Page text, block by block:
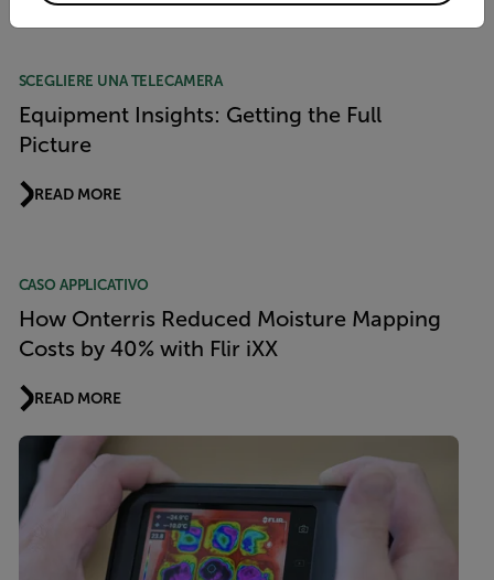
SCEGLIERE UNA TELECAMERA
Equipment Insights: Getting the Full
Picture
READ MORE
CASO APPLICATIVO
How Onterris Reduced Moisture Mapping
Costs by 40% with Flir iXX
READ MORE